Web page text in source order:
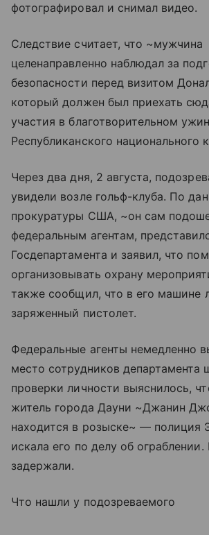
фотографировал и снимал видео.
Следствие считает, что ~мужчина
целенаправленно наблюдал за
безопасности перед визитом
который должен был приехать
участия в благотворительном
Республиканского национального
Через два дня, 2 августа,
увидели возле гольф-клуба. По
прокуратуры США, ~он сам
федеральным агентам,
Госдепартамента и заявил, что
организовывать охрану
также сообщил, что в его машине
заряженный пистолет.
Федеральные агенты немедленно
место сотрудников департамента
проверки личности выяснилось,
житель города Дауни ~Джанин
находится в розыске~ — полиция
искала его по делу об
задержали.
Что нашли у подозреваемого